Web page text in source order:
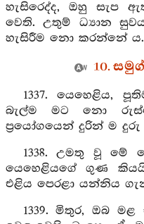
හැසිරෙද්ද, ඔහු සැප
වෙති. උතුම් ධ්‍යාන
හැසිරීම නො කරන්නේ ය.
10.
1337. යෙහෙළිය,
බැල්ම මට නො
ප්‍රයෝගයෙන් දුරින් ම
1338. උමතු වූ මේ
යෙහෙළියගේ ගුණ
එළිය පෙරළා යන්නිය
1339. මිතුර, ඔබ